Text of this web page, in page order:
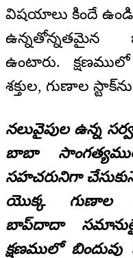
విషయాలు కిందే
ఉన్నతోన్నతమైన
ఉంటారు.
శక్తుల, గుణాల
నలువైపుల ఉన్న
బాబా
సహచరునిగా
యొక్క గుణాల
బాప్‌‌దాదా
క్షణములో